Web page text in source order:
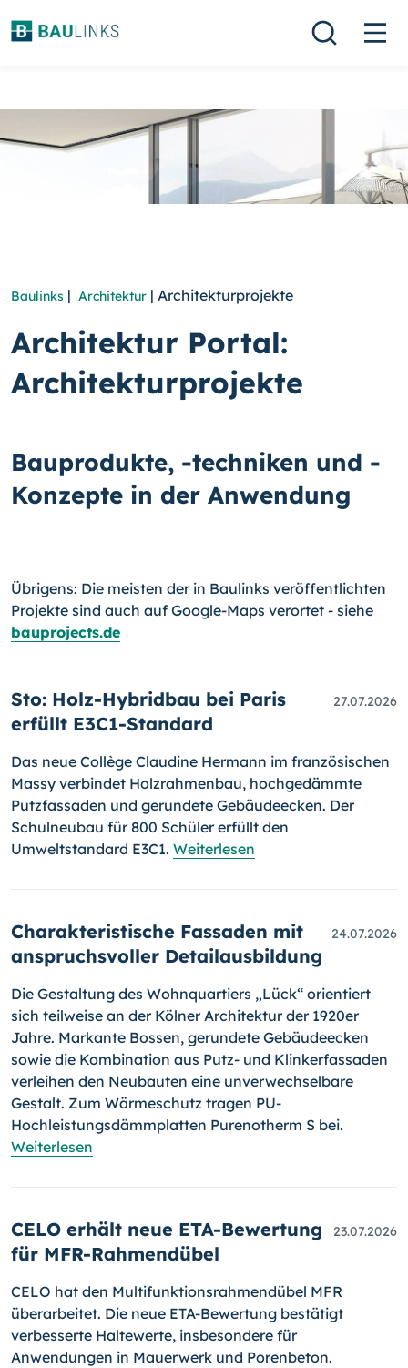
Baulinks | Architektur | Architekturprojekte
Architektur Portal:
Architekturprojekte
Bauprodukte, -techniken und -
Konzepte in der Anwendung
Übrigens: Die meisten der in Baulinks veröffentlichten
Projekte sind auch auf Google-Maps verortet - siehe
bauprojects.de
Sto: Holz-Hybridbau bei Paris
erfüllt E3C1-Standard
27.07.2026
Das neue Collège Claudine Hermann im französischen
Massy verbindet Holzrahmenbau, hochgedämmte
Putzfassaden und gerundete Gebäudeecken. Der
Schulneubau für 800 Schüler erfüllt den
Umweltstandard E3C1. Weiterlesen
Charakteristische Fassaden mit
anspruchsvoller Detailausbildung
24.07.2026
Die Gestaltung des Wohnquartiers „Lück“ orientiert
sich teilweise an der Kölner Architektur der 1920er
Jahre. Markante Bossen, gerundete Gebäudeecken
sowie die Kombination aus Putz- und Klinkerfassaden
verleihen den Neubauten eine unverwechselbare
Gestalt. Zum Wärmeschutz tragen PU-
Hochleistungsdämmplatten Purenotherm S bei.
Weiterlesen
CELO erhält neue ETA-Bewertung
für MFR-Rahmendübel
23.07.2026
CELO hat den Multifunktionsrahmendübel MFR
überarbeitet. Die neue ETA-Bewertung bestätigt
verbesserte Haltewerte, insbesondere für
Anwendungen in Mauerwerk und Porenbeton.